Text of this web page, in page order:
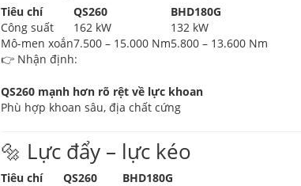
Tiêu chí QS260
BHD180G
Công suất
162 kW
132 kW
Mô-men xoắn7.500 – 15.000 Nm5.800 – 13.600 Nm
👉 Nhận định:
QS260 mạnh hơn rõ rệt về lực khoan
Phù hợp khoan sâu, địa chất cứng
🔩 Lực đẩy – lực kéo
Tiêu chí QS260
BHD180G